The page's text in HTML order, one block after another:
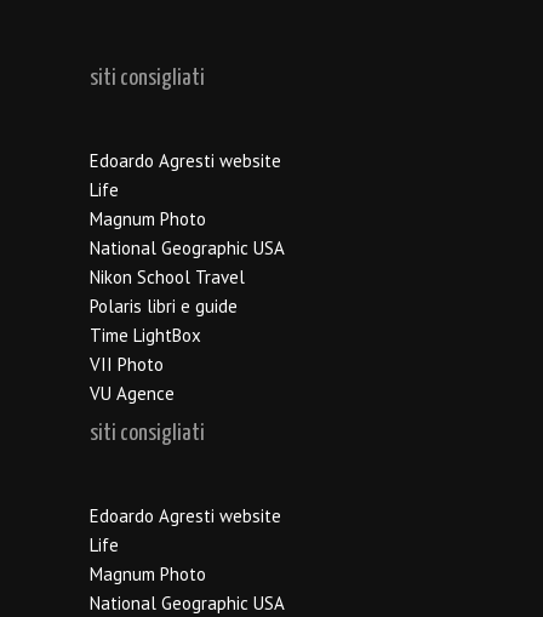
siti consigliati
Edoardo Agresti website
Life
Magnum Photo
National Geographic USA
Nikon School Travel
Polaris libri e guide
Time LightBox
VII Photo
VU Agence
siti consigliati
Edoardo Agresti website
Life
Magnum Photo
National Geographic USA